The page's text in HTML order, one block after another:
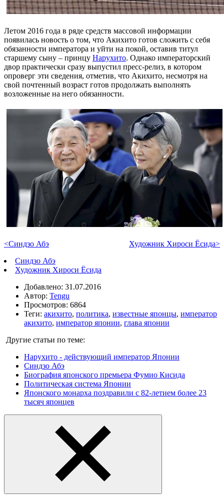
Летом 2016 года в ряде средств массовой информации
появилась новость о том, что Акихито готов сложить с себя
обязанности императора и уйти на покой, оставив титул
старшему сыну – принцу Нарухито. Однако императорский
двор практически сразу выпустил пресс-релиз, в котором
опроверг эти сведения, отметив, что Акихито, несмотря на
свой почтенный возраст готов продолжать выполнять
возложенные на него обязанности.
<Синдзо Абэ
Художник Хироси Ёсида>
Синдзо Абэ
Художник Хироси Ёсида
Добавлено: 31.07.2016
Автор: Tengu
Просмотров: 6864
Теги: акихито, политика, известные японцы, император
акихито, император японии, глава японии
Другие статьи по теме:
Нарухито - действующий император Японии
Синдзо Абэ
Биография японского премьера Фумио Кисида
Политическая система Японии
Японского монарха поздравили с 82-летием более 23
тысяч японцев